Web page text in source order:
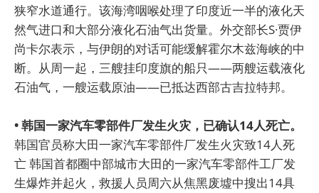
狭窄水道通行。该海湾咽喉处理了印度近一半的液化天
然气进口和大部分液化石油气出货量。外交部长S·贾伊
尚卡尔表示，与伊朗的对话可能缓解霍尔木兹海峡的中
断。从周一起，三艘挂印度旗的船只——两艘运载液化
石油气，一艘运载原油——已抵达西部古吉拉特邦。
• 韩国一家汽车零部件厂发生火灾，已确认14人死亡。
韩国官员称大田一家汽车零部件厂发生火灾致14人死
亡 韩国首都圈中部城市大田的一家汽车零部件工厂发
生爆炸并起火，救援人员周六从焦黑废墟中搜出14具